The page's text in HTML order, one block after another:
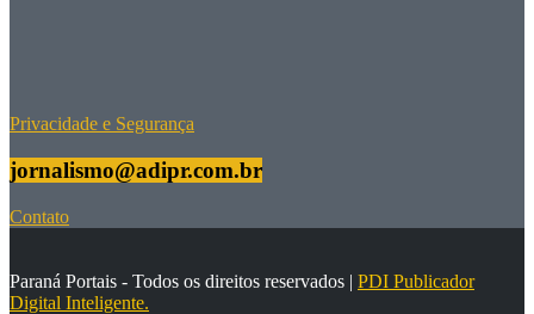
Privacidade e Segurança
jornalismo@adipr.com.br
Contato
Paraná Portais - Todos os direitos reservados | PDI Publicador
Digital Inteligente.